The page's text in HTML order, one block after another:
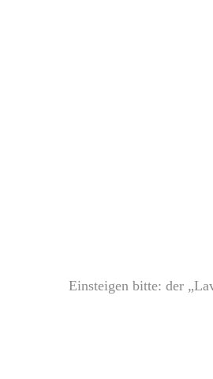
Einsteigen bitte: der